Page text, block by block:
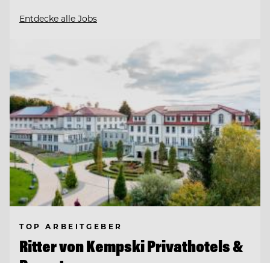
Entdecke alle Jobs
TOP ARBEITGEBER
Ritter von Kempski Privathotels &